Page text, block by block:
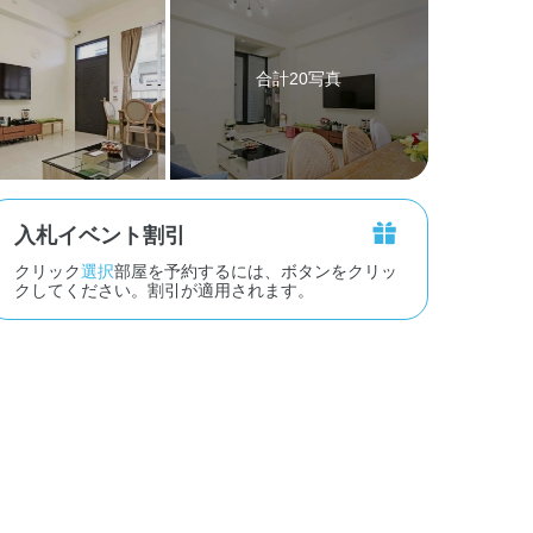
合計20写真
入札イベント割引
クリック選択部屋を予約するには、ボタンをクリッ
クしてください。割引が適用されます。